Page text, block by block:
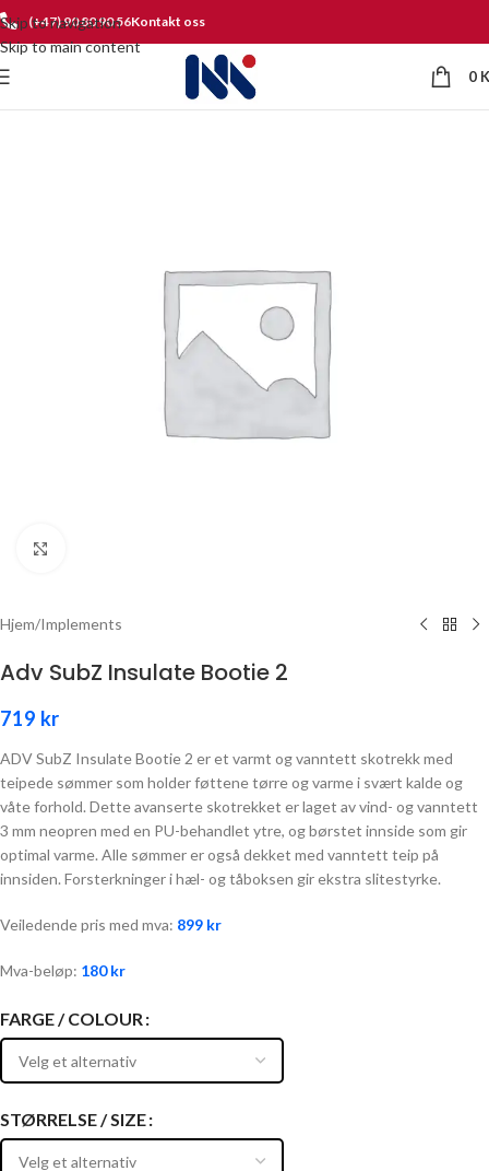
Skip to navigation
Skip to main content
(+47) 90 80 90 56Kontakt oss
0
Hjem/Implements
Adv SubZ Insulate Bootie 2
719 kr
ADV SubZ Insulate Bootie 2 er et varmt og vanntett skotrekk med
teipede sømmer som holder føttene tørre og varme i svært kalde og
våte forhold. Dette avanserte skotrekket er laget av vind- og vanntett
3 mm neopren med en PU-behandlet ytre, og børstet innside som gir
optimal varme. Alle sømmer er også dekket med vanntett teip på
innsiden. Forsterkninger i hæl- og tåboksen gir ekstra slitestyrke.
Veiledende pris med mva: 899 kr
Mva-beløp: 180kr
FARGE / COLOUR
STØRRELSE / SIZE